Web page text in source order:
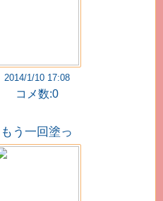
2014/1/10 17:08
コメ数:0
もう一回塗っ
た ヤンデレ